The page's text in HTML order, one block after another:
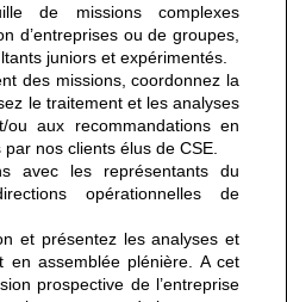
de missions complexes
d’entreprises ou de groupes,
juniors et expérimentés.
des missions, coordonnez la
le traitement et les analyses
ou aux recommandations en
nos clients élus de CSE.
avec les représentants du
opérationnelles de
et présentez les analyses et
en assemblée plénière. A cet
prospective de l’entreprise